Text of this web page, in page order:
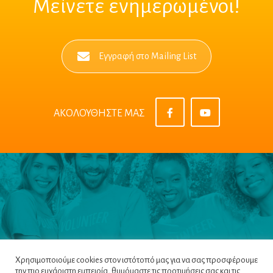
Μείνετε ενημερωμένοι!
Εγγραφή στο Mailing List
ΑΚΟΛΟΥΘΗΣΤΕ ΜΑΣ
Χρησιμοποιούμε cookies στον ιστότοπό μας για να σας προσφέρουμε
την πιο ευχάριστη εμπειρία, θυμόμαστε τις προτιμήσεις σας και τις